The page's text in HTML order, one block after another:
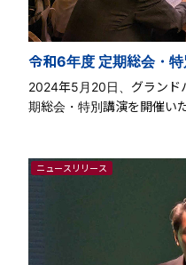
令和6年度 定期総会・
2024年5月20日、グランド
期総会・特別講演を開催い
ニュースリリース